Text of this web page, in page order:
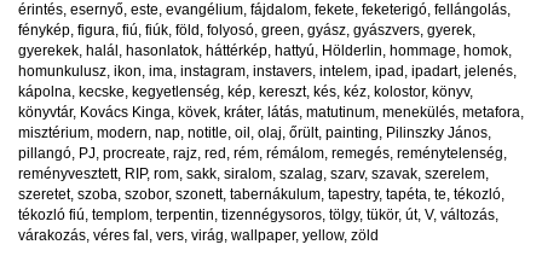
érintés, esernyő, este, evangélium, fájdalom, fekete, feketerigó, fellángolás,
fénykép, figura, fiú, fiúk, föld , folyosó, green, gyász, gyászvers, gyerek,
gyerekek, halál , hasonlatok, háttérkép, hattyú, Hölderlin, hommage, homok,
homunkulusz, ikon, ima, instagram, instavers, intelem, ipad , ipadart, jelenés,
kápolna, kecske, kegyetlenség, kép, kereszt, kés, kéz, kolostor, könyv,
könyvtár, Kovács Kinga, kövek, kráter, látás, matutinum, menekülés, metafora,
misztérium, modern, nap, notitle, oil , olaj, őrült, painting, Pilinszky János,
pillangó, PJ, procreate, rajz, red , rém, rémálom, remegés, reménytelenség,
reményvesztett, RIP, rom, sakk, siralom, szalag, szarv, szavak, szerelem,
szeretet, szoba, szobor, szonett, tabernákulum, tapestry, tapéta, te, tékozló,
tékozló fiú, templom, terpentin, tizennégysoros, tölgy, tükör, út, V, változás,
várakozás, véres fal , vers, virág, wallpaper, yellow, zöld